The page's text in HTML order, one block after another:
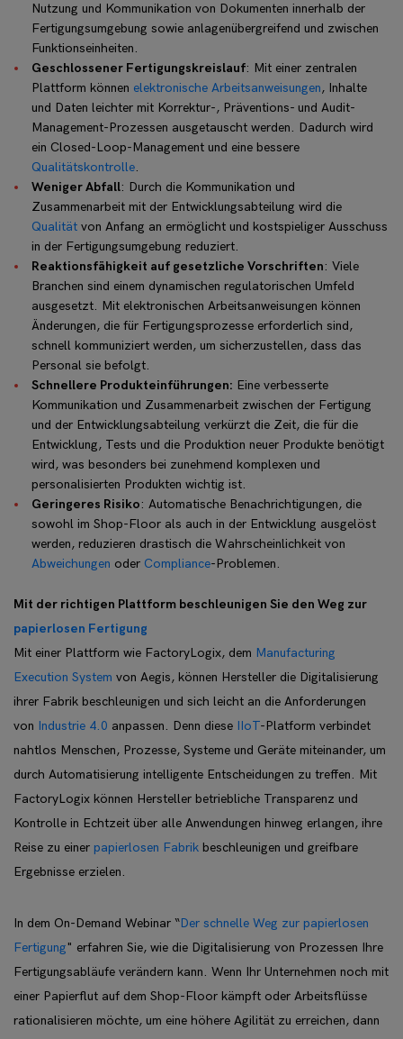
Nutzung und Kommunikation von Dokumenten innerhalb der
Fertigungsumgebung sowie anlagenübergreifend und zwischen
Funktionseinheiten.
Geschlossener Fertigungskreislauf: Mit einer zentralen
Plattform können elektronische Arbeitsanweisungen, Inhalte
und Daten leichter mit Korrektur-, Präventions- und Audit-
Management-Prozessen ausgetauscht werden. Dadurch wird
ein Closed-Loop-Management und eine bessere
Qualitätskontrolle.
Weniger Abfall: Durch die Kommunikation und
Zusammenarbeit mit der Entwicklungsabteilung wird die
Qualität von Anfang an ermöglicht und kostspieliger Ausschuss
in der Fertigungsumgebung reduziert.
Reaktionsfähigkeit auf gesetzliche Vorschriften: Viele
Branchen sind einem dynamischen regulatorischen Umfeld
ausgesetzt. Mit elektronischen Arbeitsanweisungen können
Änderungen, die für Fertigungsprozesse erforderlich sind,
schnell kommuniziert werden, um sicherzustellen, dass das
Personal sie befolgt.
Schnellere Produkteinführungen: Eine verbesserte
Kommunikation und Zusammenarbeit zwischen der Fertigung
und der Entwicklungsabteilung verkürzt die Zeit, die für die
Entwicklung, Tests und die Produktion neuer Produkte benötigt
wird, was besonders bei zunehmend komplexen und
personalisierten Produkten wichtig ist.
Geringeres Risiko: Automatische Benachrichtigungen, die
sowohl im Shop-Floor als auch in der Entwicklung ausgelöst
werden, reduzieren drastisch die Wahrscheinlichkeit von
Abweichungen oder Compliance-Problemen.
Mit der richtigen Plattform beschleunigen Sie den Weg zur
papierlosen Fertigung
Mit einer Plattform wie FactoryLogix, dem Manufacturing
Execution System von Aegis, können Hersteller die Digitalisierung
ihrer Fabrik beschleunigen und sich leicht an die Anforderungen
von Industrie 4.0 anpassen. Denn diese IIoT-Platform verbindet
nahtlos Menschen, Prozesse, Systeme und Geräte miteinander, um
durch Automatisierung intelligente Entscheidungen zu treffen. Mit
FactoryLogix können Hersteller betriebliche Transparenz und
Kontrolle in Echtzeit über alle Anwendungen hinweg erlangen, ihre
Reise zu einer papierlosen Fabrik beschleunigen und greifbare
Ergebnisse erzielen.
In dem On-Demand Webinar “Der schnelle Weg zur papierlosen
Fertigung" erfahren Sie, wie die Digitalisierung von Prozessen Ihre
Fertigungsabläufe verändern kann. Wenn Ihr Unternehmen noch mit
einer Papierflut auf dem Shop-Floor kämpft oder Arbeitsflüsse
rationalisieren möchte, um eine höhere Agilität zu erreichen, dann